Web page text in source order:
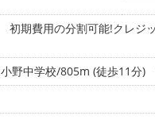
初期費用の分割可能!クレジ
小野中学校/805m (徒歩11分)